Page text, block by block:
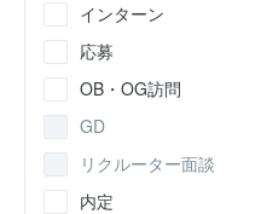
インターン
応募
OB・OG訪問
GD
リクルーター面談
内定